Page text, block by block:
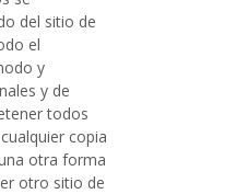
del sitio de
el
y
y de
todos
copia
otra forma
otro sitio de